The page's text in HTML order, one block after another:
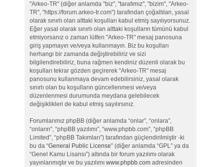
"Arkeo-TR" (diğer anlamda "biz", "tarafımız", "bizim", "Arkeo-
TR", "https://forum.arkeo-tr.com") tarafından çoğaltılan, yasal
olarak sınırlı olan alttaki koşulları kabul etmiş sayılıyorsunuz.
Eğer yasal olarak sınırlı olan alttaki koşulların tümünü kabul
etmiyorsanız o zaman lütfen "Arkeo-TR" mesaj panosuna
giriş yapmayın ve/veya kullanmayın. Biz bu koşulları
herhangi bir zamanda değiştirebiliriz ve sizi
bilgilendirebiliriz, buna rağmen kendiniz düzenli olarak bu
koşulları tekrar gözden geçirerek "Arkeo-TR" mesaj
panosunu kullanmaya devam edebilirsiniz, yasal olarak
sınırlı olan bu koşulların güncellenmesi ve/veya
düzenlenmesi durumunda meydana gelebilecek
değişiklikleri de kabul etmiş sayılırsınız.
Forumlarımız phpBB (diğer anlamda “onlar”, “onlara”,
“onların”, “phpBB yazılımı”, “www.phpbb.com”, “phpBB
Limited”, “phpBB Takımları”) tarafından güçlendirilmiştir -ki
bu da “General Public License” (diğer anlamda “GPL” ya da
“Genel Kamu Lisansı”) altında bir forum yazılımı olarak
yayınlanmıştır ve bu yazılımı www.phpbb.comadresinden